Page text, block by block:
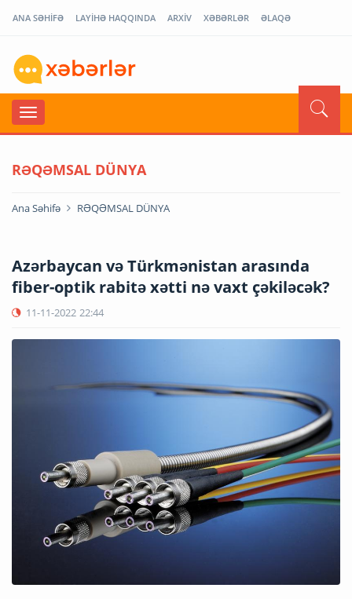
ANA SƏHİFƏ LAYİHƏ HAQQINDA ARXİV XƏBƏRLƏR ƏLAQƏ
RƏQƏMSAL DÜNYA
Ana Səhifə RƏQƏMSAL DÜNYA
Azərbaycan və Türkmənistan arasında
fiber-optik rabitə xətti nə vaxt çəkiləcək?
11-11-2022 22:44